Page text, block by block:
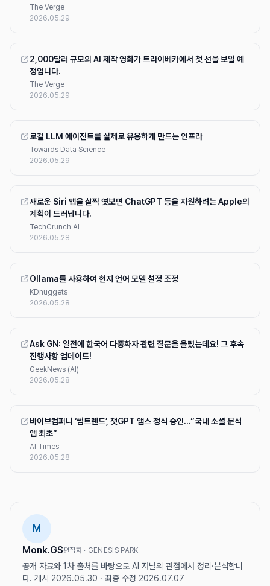
The Verge
2026.05.29
2,000달러 규모의 AI 제작 영화가 트라이베카에서 첫 선을 보일 예
정입니다.
The Verge
2026.05.29
로컬 LLM 에이전트를 실제로 유용하게 만드는 인프라
Towards Data Science
2026.05.29
새로운 Siri 앱을 살짝 엿보면 ChatGPT 등을 지원하려는 Apple의
계획이 드러납니다.
TechCrunch AI
2026.05.28
Ollama를 사용하여 현지 언어 모델 설정 조정
KDnuggets
2026.05.28
Ask GN: 일전에 한국어 다중화자 관련 질문을 올렸는데요! 그 후속
진행사항 업데이트!
GeekNews (AI)
2026.05.28
바이브컴퍼니 ‘썸트렌드’, 챗GPT 앱스 정식 승인…”국내 소셜 분석
앱 최초”
AI Times
2026.05.28
M
Monk.GS편집자 · GENESIS PARK
공개 자료와 1차 출처를 바탕으로 AI 저널의 관점에서 정리·분석합니
다. 게시 2026.05.30 · 최종 수정 2026.07.07